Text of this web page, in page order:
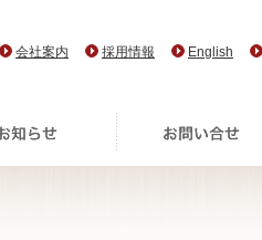
会社案内 採用情報 English